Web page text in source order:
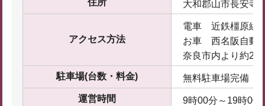
大和郡山市長安寺
アクセス方法
電車 近鉄橿原線
お車 西名阪自動
奈良市内より約
駐車場(台数・料金) 無料駐車場完備
運営時間 9時00分～19時00